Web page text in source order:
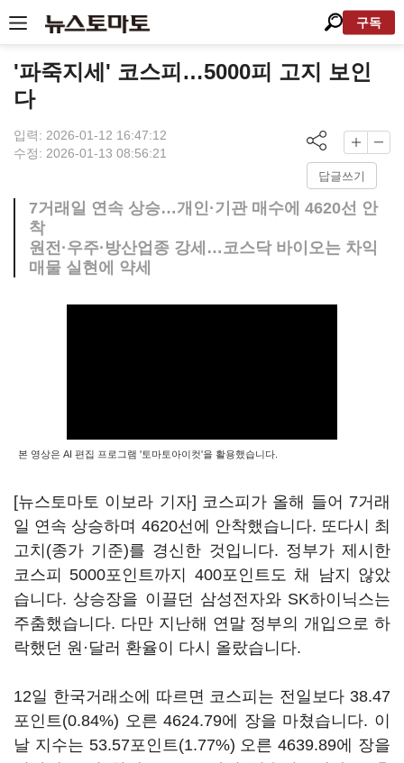
구독
'파죽지세' 코스피…5000피 고지 보인
다
입력: 2026-01-12 16:47:12
수정: 2026-01-13 08:56:21
답글쓰기
7거래일 연속 상승…개인·기관 매수에 4620선 안
착
원전·우주·방산업종 강세…코스닥 바이오는 차익
매물 실현에 약세
본 영상은 AI 편집 프로그램 '토마토아이컷'을 활용했습니다.
[뉴스토마토 이보라 기자] 코스피가 올해 들어 7거래
일 연속 상승하며 4620선에 안착했습니다. 또다시 최
고치(종가 기준)를 경신한 것입니다. 정부가 제시한
코스피 5000포인트까지 400포인트도 채 남지 않았
습니다. 상승장을 이끌던 삼성전자와 SK하이닉스는
주춤했습니다. 다만 지난해 연말 정부의 개입으로 하
락했던 원·달러 환율이 다시 올랐습니다.
12일 한국거래소에 따르면 코스피는 전일보다 38.47
포인트(0.84%) 오른 4624.79에 장을 마쳤습니다. 이
날 지수는 53.57포인트(1.77%) 오른 4639.89에 장을